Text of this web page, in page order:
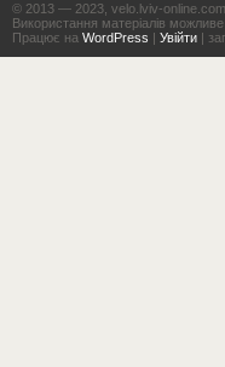
© 2013 — 2023, velo.lviv-online.com
Використання матеріалів можливе
Працює на WordPress | Увійти |